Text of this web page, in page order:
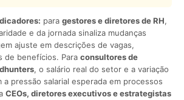
para gestores e diretores de RH,
e da jornada sinaliza mudanças
ajuste em descrições de vagas,
de benefícios. Para consultores de
, o salário real do setor e a variação
a pressão salarial esperada em processos
CEOs, diretores executivos e estrategistas